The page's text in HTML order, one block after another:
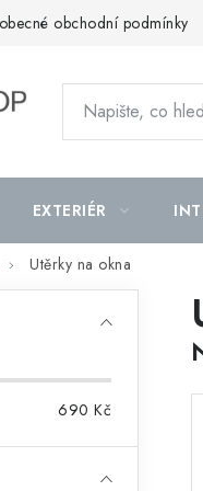
obchodní podmínky
EXTERIÉR
Utěrky na okna
690 Kč